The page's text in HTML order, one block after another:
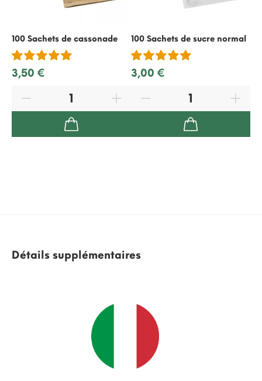
100 Sachets de cassonade
3,50 €
100 Sachets de sucre normal
3,00 €
Détails supplémentaires